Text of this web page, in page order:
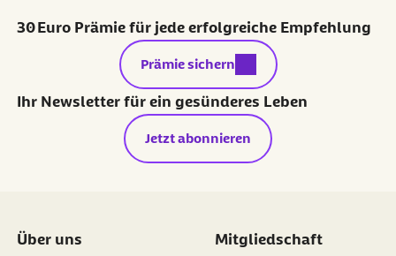
30 Euro Prämie für jede erfolgreiche Empfehlung
externer Link:
Prämie sichern
Ihr Newsletter für ein gesünderes Leben
Jetzt abonnieren
Über uns Mitgliedschaft